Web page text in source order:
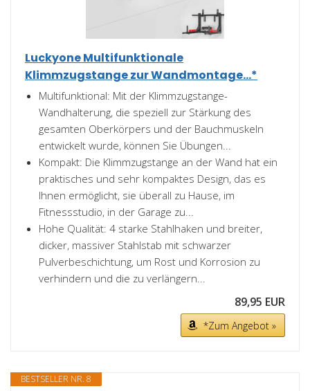
Luckyone Multifunktionale
Klimmzugstange zur Wandmontage...*
Multifunktional: Mit der Klimmzugstange-
Wandhalterung, die speziell zur Stärkung des
gesamten Oberkörpers und der Bauchmuskeln
entwickelt wurde, können Sie Übungen...
Kompakt: Die Klimmzugstange an der Wand hat ein
praktisches und sehr kompaktes Design, das es
Ihnen ermöglicht, sie überall zu Hause, im
Fitnessstudio, in der Garage zu...
Hohe Qualität: 4 starke Stahlhaken und breiter,
dicker, massiver Stahlstab mit schwarzer
Pulverbeschichtung, um Rost und Korrosion zu
verhindern und die zu verlängern...
89,95 EUR
*Zum Angebot »
BESTSELLER NR. 8